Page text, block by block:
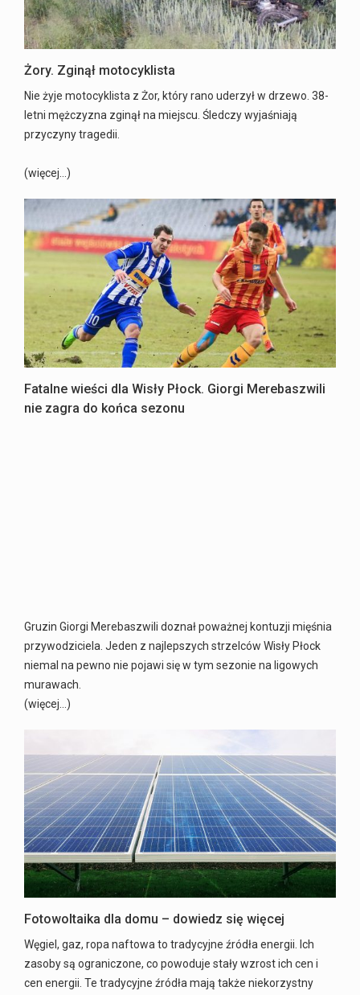
Żory. Zginął motocyklista
Nie żyje motocyklista z Żor, który rano uderzył w drzewo. 38-
letni mężczyzna zginął na miejscu. Śledczy wyjaśniają
przyczyny tragedii.
(więcej…)
Fatalne wieści dla Wisły Płock. Giorgi Merebaszwili
nie zagra do końca sezonu
Gruzin Giorgi Merebaszwili doznał poważnej kontuzji mięśnia
przywodziciela. Jeden z najlepszych strzelców Wisły Płock
niemal na pewno nie pojawi się w tym sezonie na ligowych
murawach.
(więcej…)
Fotowoltaika dla domu – dowiedz się więcej
Węgiel, gaz, ropa naftowa to tradycyjne źródła energii. Ich
zasoby są ograniczone, co powoduje stały wzrost ich cen i
cen energii. Te tradycyjne źródła mają także niekorzystny